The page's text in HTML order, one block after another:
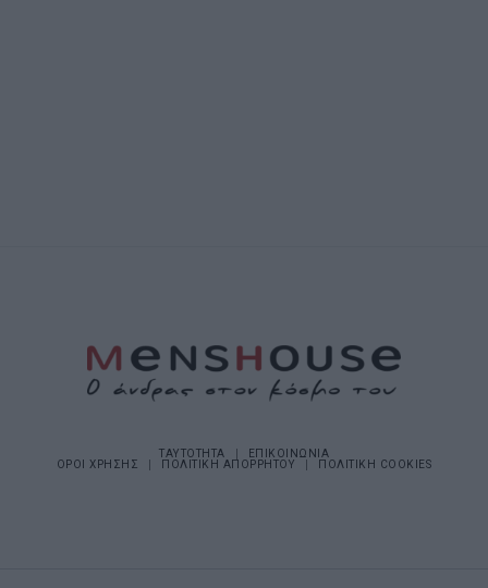
ΤΑΥΤΟΤΗΤΑ
ΕΠΙΚΟΙΝΩΝΙΑ
ΟΡΟΙ ΧΡΗΣΗΣ
ΠΟΛΙΤΙΚΗ ΑΠΟΡΡΗΤΟΥ ΠΟΛΙΤΙΚΗ COOKIES